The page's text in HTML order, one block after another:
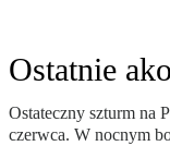
Ostatnie
Ostateczny szturm na
czerwca. W nocnym